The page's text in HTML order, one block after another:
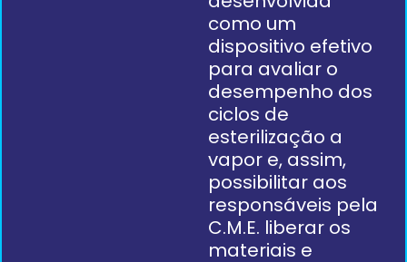
como um
dispositivo efetivo
para avaliar o
desempenho dos
ciclos de
esterilização a
vapor e, assim,
possibilitar aos
responsáveis pela
C.M.E. liberar os
materiais e